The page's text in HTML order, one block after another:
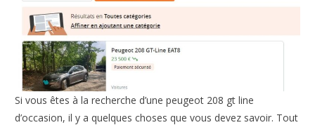
Si vous êtes à la recherche d’une peugeot 208 gt line
d’occasion, il y a quelques choses que vous devez savoir. Tout